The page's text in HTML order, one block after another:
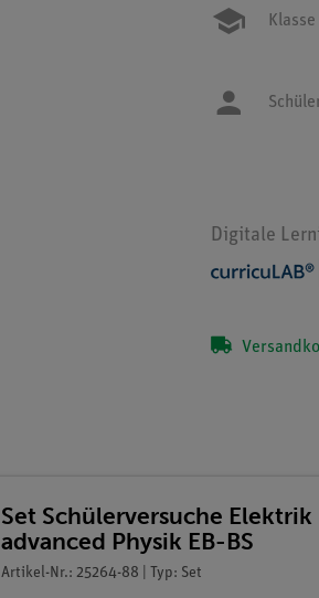
Klasse
Digitale
Set Schülerversuche Elektrik
advanced Physik EB-BS
Artikel-Nr.: 25264-88 | Typ: Set